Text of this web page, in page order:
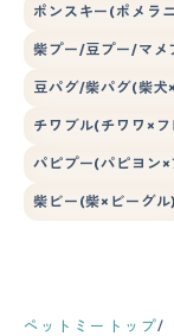
ポンスキー(ポメラ
柴プー/豆プー/マメ
豆パグ/柴パグ(柴犬
チワブル(チワワ×
パピプー(パピヨン
柴ビー(柴×ビーグル)
ペットミートップ